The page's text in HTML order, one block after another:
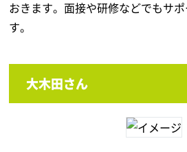
おきます。 面接や研修などでもサ
す。
大木田さん